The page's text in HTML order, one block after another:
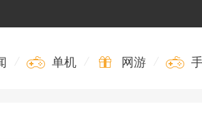
/ 单机 / 网游 /